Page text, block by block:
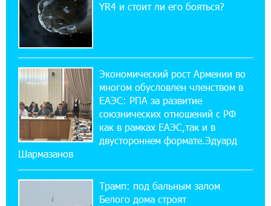
12:04:53 28-07-2026
Обновленный Центр продаж и обслуживания
в Арарате
22:28:49 27-07-2026
Никогда Нагорный Карабах не был в составе
независимого Азербайджана. Аршак
обратился к президенту страны с просьбой
содействовать освобождению армянских заключенных,
YR4 и стоит ли его бояться?
Экономический рост Армении во
многом обусловлен членством в
ЕАЭС: РПА за развитие
союзнических отношений с РФ
как в рамках ЕАЭС,так и в
двустороннем формате.Эдуард
Шармазанов
Трамп: под бальным залом
Белого дома строят